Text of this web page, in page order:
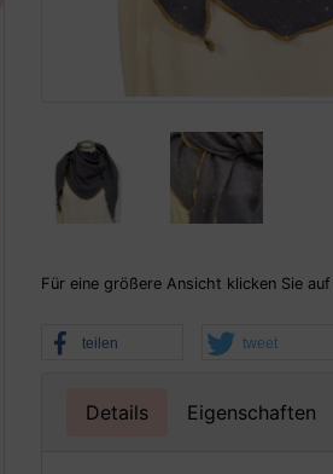
Für eine größere Ansicht klicken Sie
teilen tweet
Details Eigenschaften